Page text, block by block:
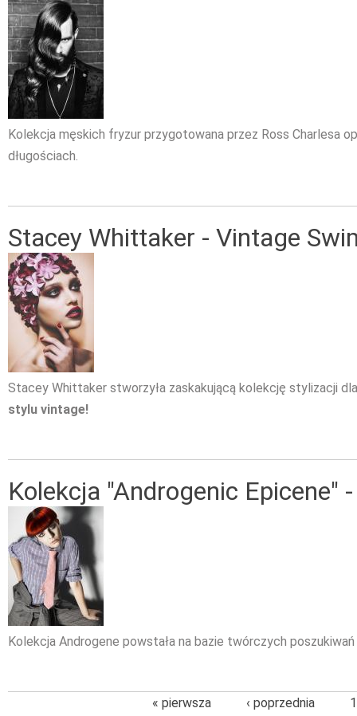
Kolekcja męskich fryzur przygotowana przez Ross Charlesa
długościach.
Stacey Whittaker - Vintage
Stacey Whittaker stworzyła zaskakującą kolekcję stylizacji
stylu vintage!
Kolekcja "Androgenic Epicene"
Kolekcja Androgene powstała na bazie twórczych poszukiwań
« pierwsza ‹ poprzednia 1